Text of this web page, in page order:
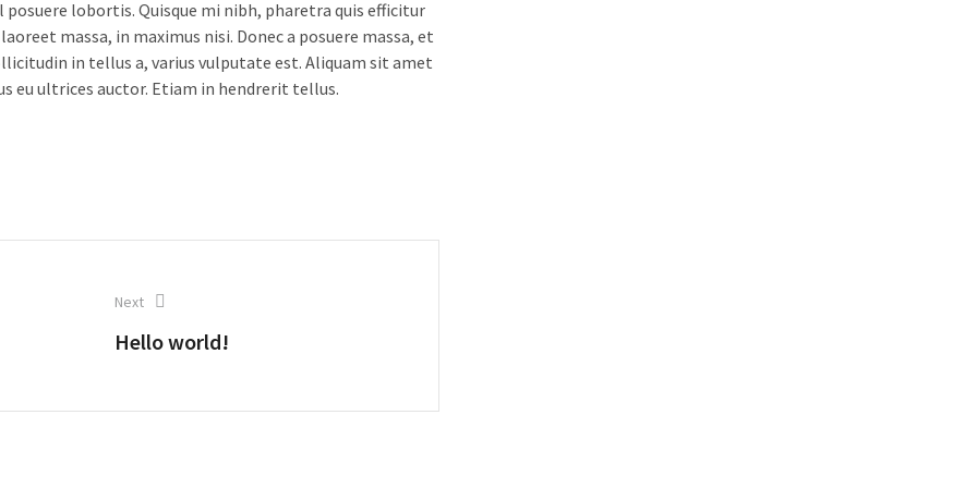
lobortis. Quisque mi nibh, pharetra quis efficitur
massa, in maximus nisi. Donec a posuere massa, et
in tellus a, varius vulputate est. Aliquam sit amet
eu ultrices auctor. Etiam in hendrerit tellus.
Hello world!
Next